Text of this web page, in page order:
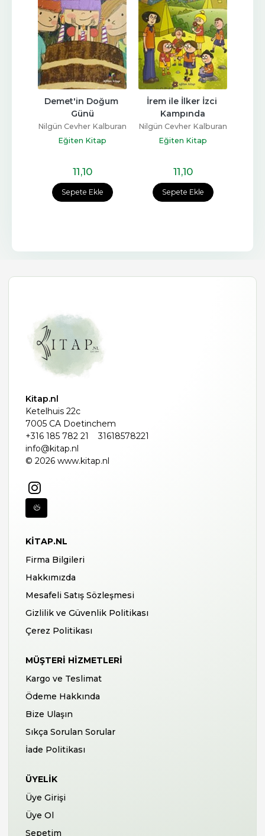
Sepete Ekle
Demet'in Doğum
Günü
Nilgün Cevher Kalburan
Eğiten Kitap
11,10
Sepete Ekle
İrem ile İlker İzci
Kampında
Nilgün Cevher Kalburan
Eğiten Kitap
11,10
Kitap.nl
Ketelhuis 22c
7005 CA Doetinchem
+316 185 782 21
31618578221
info@kitap.nl
© 2026 www.kitap.nl
KITAP.NL
Firma Bilgileri
Hakkımızda
Mesafeli Satış Sözleşmesi
Gizlilik ve Güvenlik Politikası
Çerez Politikası
MÜŞTERI HIZMETLERI
Kargo ve Teslimat
Ödeme Hakkında
Bize Ulaşın
Sıkça Sorulan Sorular
İade Politikası
ÜYELIK
Üye Girişi
Üye Ol
Sepetim